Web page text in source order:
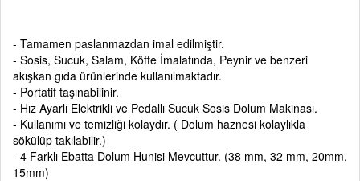
- Tamamen paslanmazdan imal edilmiştir.
- Sosis, Sucuk, Salam, Köfte İmalatında, Peynir ve benzeri
akışkan gıda ürünlerinde kullanılmaktadır.
- Portatif taşınabilinir.
- Hız Ayarlı Elektrikli ve Pedallı Sucuk Sosis Dolum Makinası.
- Kullanımı ve temizliği kolaydır. ( Dolum haznesi kolaylıkla
sökülüp takılabilir.)
- 4 Farklı Ebatta Dolum Hunisi Mevcuttur. (38 mm, 32 mm, 20mm,
15mm)